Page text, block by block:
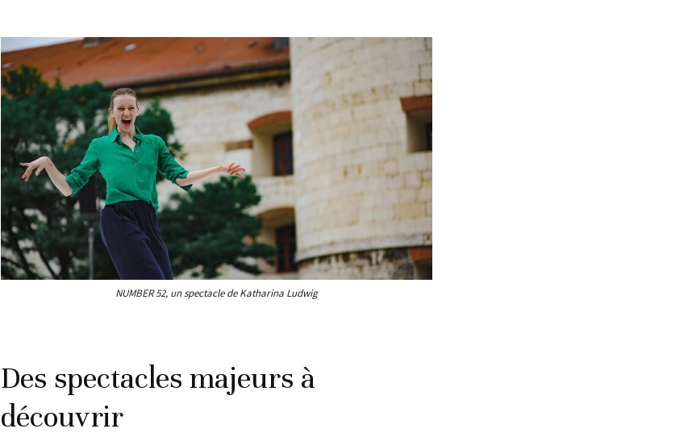
NUMBER 52, un spectacle de Katharina Ludwig
Des spectacles majeurs à
découvrir